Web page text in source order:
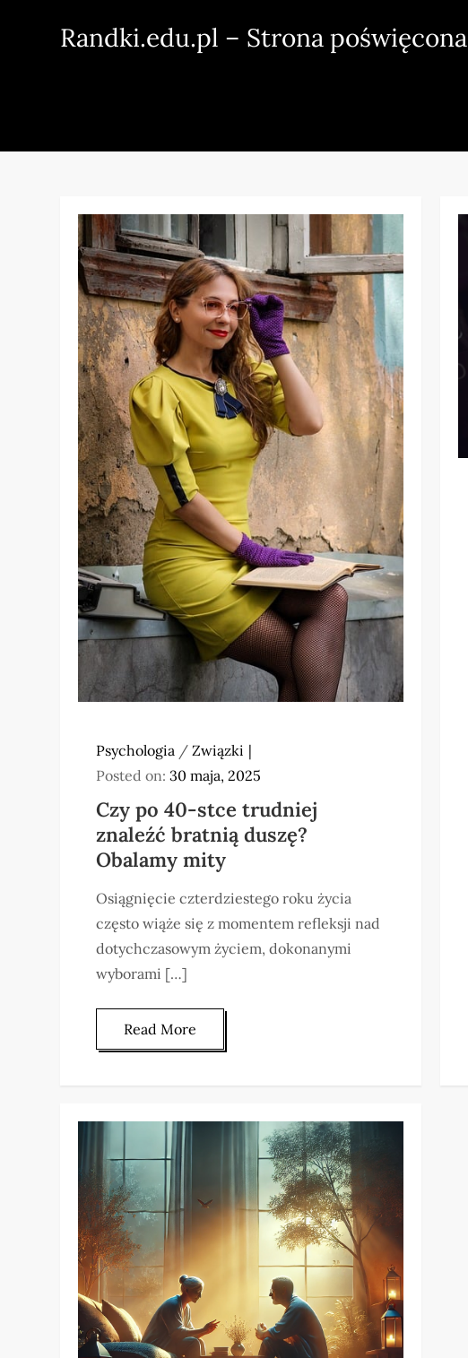
Randki.edu.pl – Strona
Psychologia /Związki
Posted on:30 maja, 2025
Czy po 40-stce trudniej
znaleźć bratnią duszę?
Obalamy mity
Osiągnięcie czterdziestego roku życia
często wiąże się z momentem refleksji nad
dotychczasowym życiem, dokonanymi
wyborami […]
Read More